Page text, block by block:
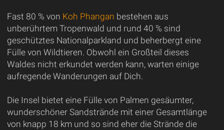
Fast 80 % von Koh Phangan bestehen aus
unberührtem Tropenwald und rund 40 % sind
geschütztes Nationalparkland und beherbergt eine
Fülle von Wildtieren. Obwohl ein Großteil dieses
Waldes nicht erkundet werden kann, warten einige
aufregende Wanderungen auf Dich.
Die Insel bietet eine Fülle von Palmen gesäumter,
wunderschöner Sandstrände mit einer Gesamtlänge
von knapp 18 km und so sind eher die Strände die